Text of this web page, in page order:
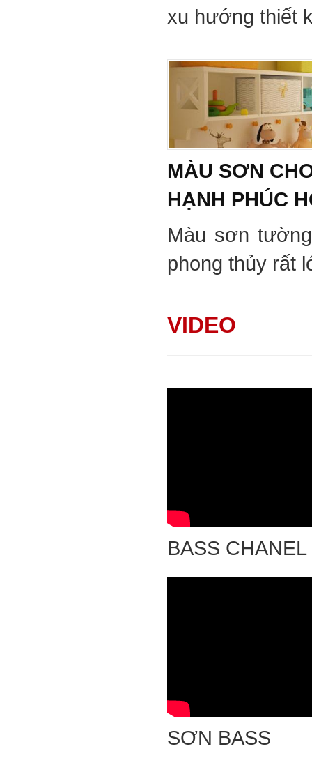
xu hướng thiết
MÀU SƠN
HẠNH PHÚC
Màu sơn
phong thủy rất
VIDEO
BASS CHANEL
SƠN BASS